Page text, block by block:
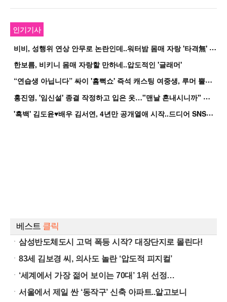
인기기사
비
비, 성행위 연상 안무로 논란인데..워터밤 몸매 자랑 '타격無' 근황
한보름, 비키니 몸매 자랑할 만하네..압도적인 '글래머'
“
연습생 아닙니다” 싸이 '흠뻑쇼' 즉석 캐스팅 여중생, 루머 뿔났다[Oh!쎈 이...
홍
진영, '임신설' 종결 작정하고 입은 옷…"맨날 혼내시니까" 억울
'
흑백' 김도윤♥배우 김서연, 4년만 공개열애 시작..드디어 SNS에 노출 [핫피...